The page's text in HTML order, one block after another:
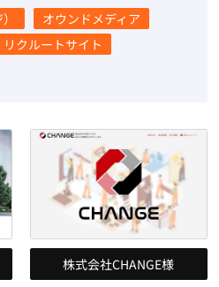
オウンドメディア
リクルートサイト
株式会社CHANGE様